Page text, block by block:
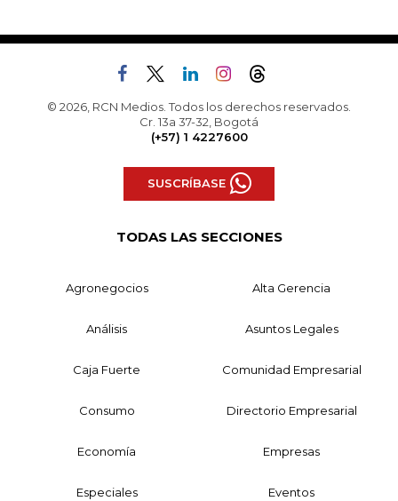
© 2026, RCN Medios. Todos los derechos reservados.
Cr. 13a 37-32, Bogotá
(+57) 1 4227600
SUSCRÍBASE
TODAS LAS SECCIONES
Agronegocios Alta Gerencia
Análisis Asuntos Legales
Caja Fuerte Comunidad Empresarial
Consumo Directorio Empresarial
Economía Empresas
Especiales Eventos